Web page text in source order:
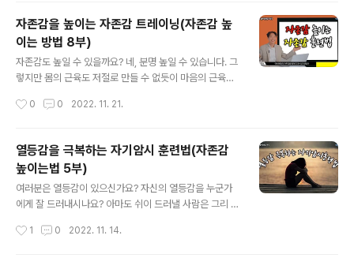
자존감을 높이는 자존감 트레이닝(자존감 높
이는 방법 8부)
자존감도 높일 수 있을까요? 네, 분명 높일 수 있습니다. 그
렇지만 몸의 근육도 저절로 만들 수 없듯이 마음의 근육을
합니다. 오늘은 어떻게 자존감을 높일 수 있을지에 대한 구
시청해보시고 가까운 분들에게도 공유해보시길 권합니다.
앞선 시리즈 영상을 보신 분들은 인사말 생략하시고, 1분 7
초부터 보셔도 괜찮습니다. 어지럽고 혼란스러운 세상에서
어려움을 느끼시는 분들이 많으실 터인데요. 마음이 어지
럽고 혼란스러울수록 가장 중요한 것은 자존감을 스스로
즈로 제작해 공개하고 있으니 시청해 보시길 권합니다. 유
0 0 2022. 11. 21.
열등감을 극복하는 자기암시 훈련법(자존감
높이는법 5부)
여러분은 열등감이 있으신가요? 자신의 열등감을 누군가
에게 잘 드러내시나요? 아마도 쉬이 드러낼 사람은 그리 많
혀 꽁꽁 숨겨두려는 마음을 가지면 숨겨진 열등감은 오히
1 0 2022. 11. 14.